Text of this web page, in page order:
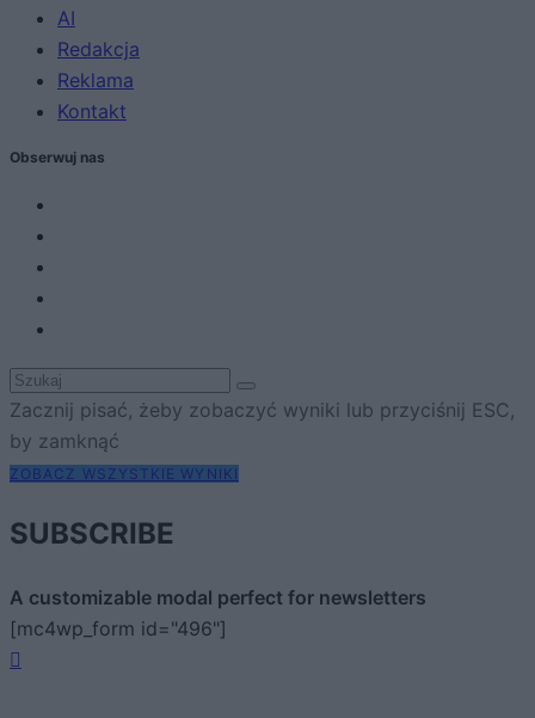
AI
Redakcja
Reklama
Kontakt
Obserwuj nas
Zacznij pisać, żeby zobaczyć wyniki lub przyciśnij ESC,
by zamknąć
ZOBACZ WSZYSTKIE WYNIKI
SUBSCRIBE
A customizable modal perfect for newsletters
[mc4wp_form id="496"]